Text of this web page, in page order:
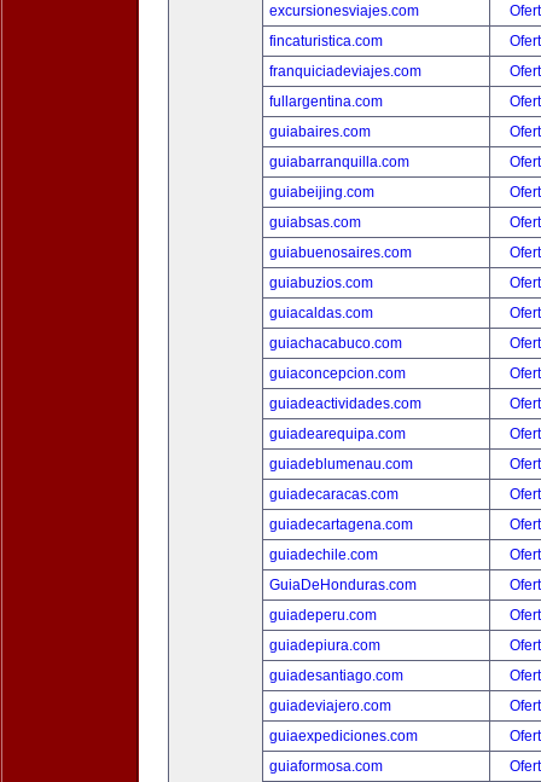
excursionesviajes.com
fincaturistica.com
franquiciadeviajes.com
fullargentina.com
guiabaires.com
guiabarranquilla.com
guiabeijing.com
guiabsas.com
guiabuenosaires.com
guiabuzios.com
guiacaldas.com
guiachacabuco.com
guiaconcepcion.com
guiadeactividades.com
guiadearequipa.com
guiadeblumenau.com
guiadecaracas.com
guiadecartagena.com
guiadechile.com
GuiaDeHonduras.com
guiadeperu.com
guiadepiura.com
guiadesantiago.com
guiadeviajero.com
guiaexpediciones.com
guiaformosa.com